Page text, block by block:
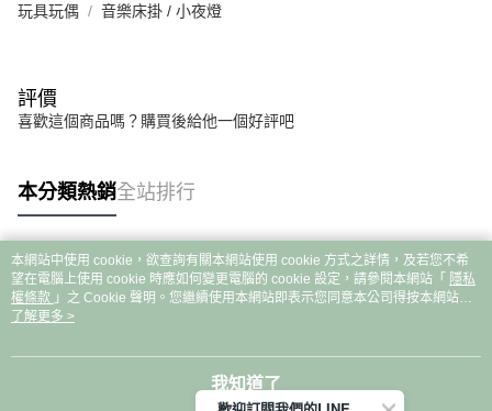
玩具玩偶 音樂床掛 / 小夜燈
評價
喜歡這個商品嗎？購買後給他一個好評吧
本分類熱銷全站排行
熱門標籤
本網站中使用 cookie，欲查詢有關本網站使用 cookie 方式之詳情，及若您不希
望在電腦上使用 cookie 時應如何變更電腦的 cookie 設定，請參閱本網站「 隱私
權條款 」之 Cookie 聲明。您繼續使用本網站即表示您同意本公司得按本網站使
用條款之 Cookie 聲明使用 cookie。
了解更多 >
我知道了